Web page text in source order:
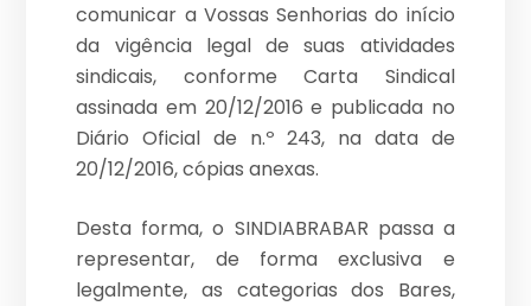
comunicar a Vossas Senhorias do início
da vigência legal de suas atividades
sindicais, conforme Carta Sindical
assinada em 20/12/2016 e publicada no
Diário Oficial de n.º 243, na data de
20/12/2016, cópias anexas.
Desta forma, o SINDIABRABAR passa a
representar, de forma exclusiva e
legalmente, as categorias dos Bares,